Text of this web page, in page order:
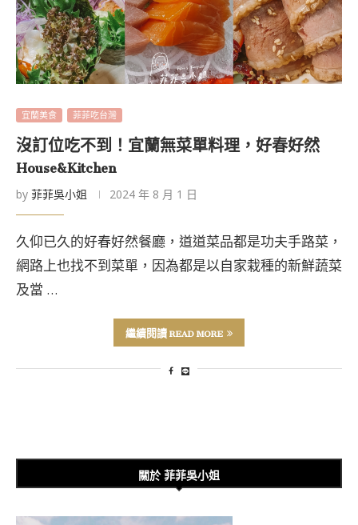
宜蘭美食 菲菲吃台灣
沒訂位吃不到！宜蘭無菜單料理，好春好然
House&Kitchen
by 菲菲吳小姐 2024 年 8 月 1 日
久仰已久的好春好然餐廳，道道菜品都是功夫手路菜，
網路上也找不到菜單，因為都是以自家栽種的新鮮蔬菜
及當 …
繼續閱讀 READ MORE
關於 菲菲吳小姐